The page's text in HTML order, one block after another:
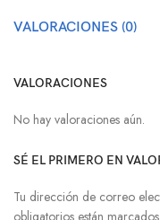
VALORACIONES (0)
VALORACIONES
No hay valoraciones aún.
SÉ EL PRIMERO EN
Tu dirección de correo
obligatorios están